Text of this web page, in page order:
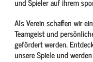
Als Verein schaffen wir
Teamgeist und
gefördert werden.
unsere Spiele und